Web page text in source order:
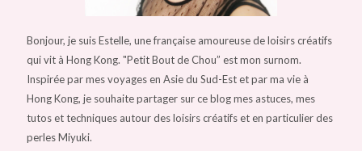
Bonjour, je suis Estelle, une française amoureuse de loisirs créatifs
qui vit à Hong Kong. "Petit Bout de Chou” est mon surnom.
Inspirée par mes voyages en Asie du Sud-Est et par ma vie à
Hong Kong, je souhaite partager sur ce blog mes astuces, mes
tutos et techniques autour des loisirs créatifs et en particulier des
perles Miyuki.